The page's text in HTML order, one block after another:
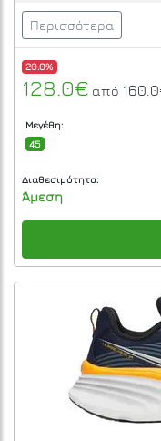
Περισσότερα
20.0%
128.0€ από
Μεγέθη:
45
Διαθεσιμότητα:
Άμεση